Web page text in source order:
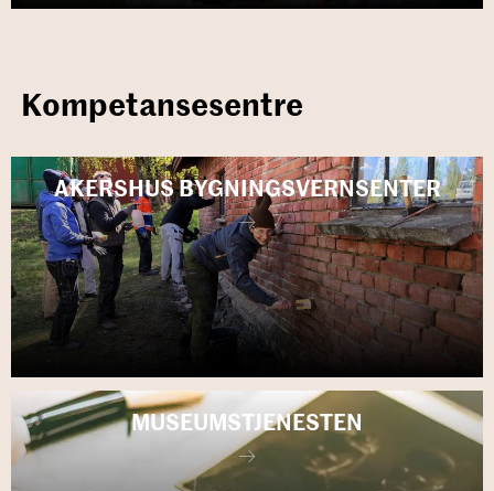
Kompetansesentre
AKERS­HUS BYG­NINGS­VERN­SEN­TER
MU­SE­UMS­TJE­NES­TEN